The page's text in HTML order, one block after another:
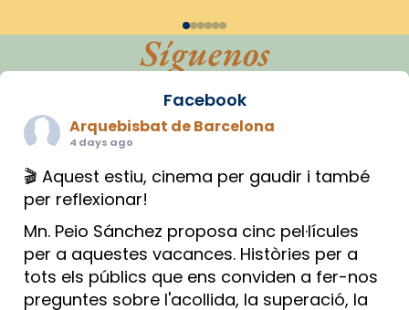
Síguenos
Facebook
Arquebisbat de Barcelona
4 days ago
🎬 Aquest estiu, cinema per gaudir i també
per reflexionar!
Mn. Peio Sánchez proposa cinc pel·lícules
per a aquestes vacances. Històries per a
tots els públics que ens conviden a fer-nos
preguntes sobre l'acollida, la superació, la